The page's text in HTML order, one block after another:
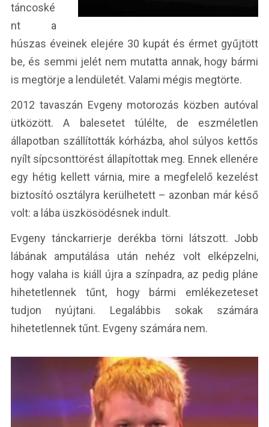
táncoské
nt a
húszas éveinek elejére 30 kupát és érmet gyűjtött
be, és semmi jelét nem mutatta annak, hogy bármi
is megtörje a lendületét. Valami mégis megtörte.
2012 tavaszán Evgeny motorozás közben autóval
ütközött. A balesetet túlélte, de eszméletlen
állapotban szállították kórházba, ahol súlyos kettős
nyílt sípcsonttörést állapítottak meg. Ennek ellenére
egy hétig kellett várnia, mire a megfelelő kezelést
biztosító osztályra kerülhetett – azonban már késő
volt: a lába üszkösödésnek indult.
Evgeny tánckarrierje derékba törni látszott. Jobb
lábának amputálása után nehéz volt elképzelni,
hogy valaha is kiáll újra a színpadra, az pedig pláne
hihetetlennek tűnt, hogy bármi emlékezeteset
tudjon nyújtani. Legalábbis sokak számára
hihetetlennek tűnt. Evgeny számára nem.